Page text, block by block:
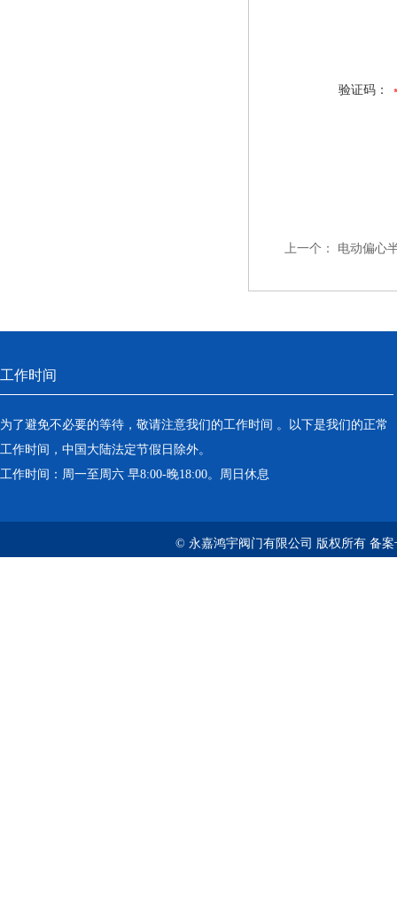
验证码：
上一个： 电动偏心
工作时间
为了避免不必要的等待，敬请注意我们的工作时间 。以下是我们的正常
工作时间，中国大陆法定节假日除外。
工作时间：周一至周六 早8:00-晚18:00。周日休息
© 永嘉鸿宇阀门有限公司 版权所有 备案